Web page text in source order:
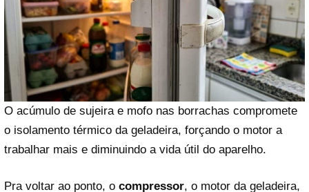
O acúmulo de sujeira e mofo nas borrachas compromete
o isolamento térmico da geladeira, forçando o motor a
trabalhar mais e diminuindo a vida útil do aparelho.
Pra voltar ao ponto, o compressor, o motor da geladeira,